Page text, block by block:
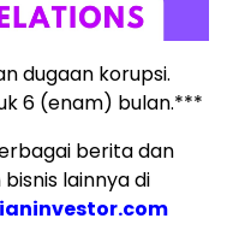
dugaan korupsi.
6 (enam) bulan.***
berita dan
lainnya di